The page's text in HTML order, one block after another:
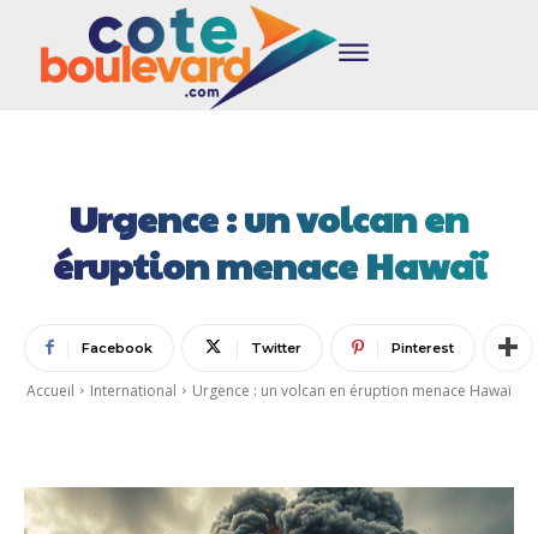
Urgence : un volcan en
éruption menace Hawaï
Facebook Twitter Pinterest
Accueil International Urgence : un volcan en éruption menace Hawaï